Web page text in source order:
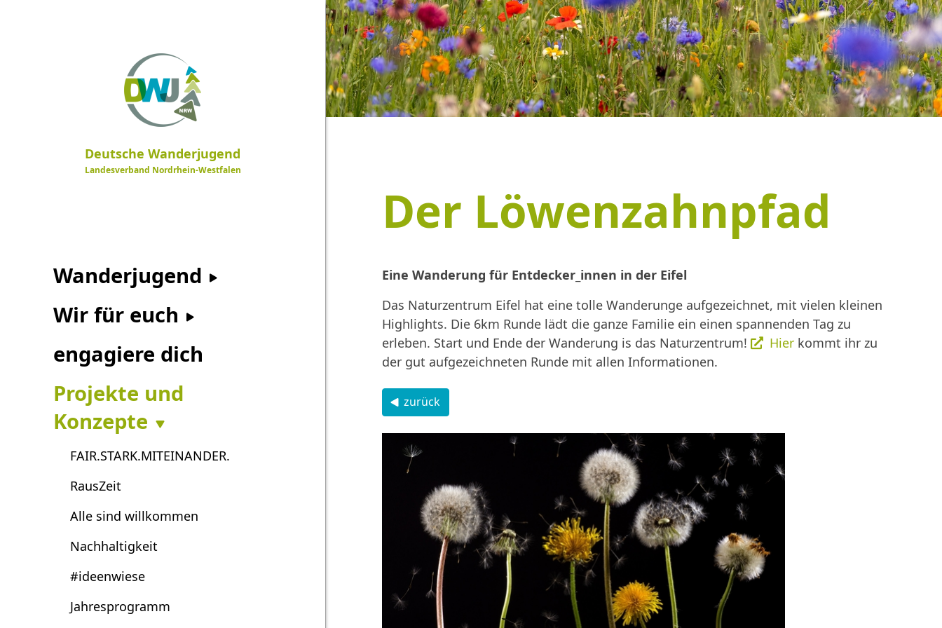
Deutsche Wanderjugend
Landesverband Nordrhein-Westfalen
Wanderjugend
Wir für euch
engagiere dich
Projekte und
Konzepte
FAIR.STARK.MITEINANDER.
RausZeit
Alle sind willkommen
Nachhaltigkeit
#ideenwiese
Jahresprogramm
Der Löwenzahnpfad
Eine Wanderung für Entdecker_innen in der Eifel
Das Naturzentrum Eifel hat eine tolle Wanderunge aufgezeichnet, mit vielen kleinen
Highlights. Die 6km Runde lädt die ganze Familie ein einen spannenden Tag zu
erleben. Start und Ende der Wanderung is das Naturzentrum!
Hierkommt ihr zu
der gut aufgezeichneten Runde mit allen Informationen.
zurück